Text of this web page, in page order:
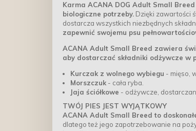
Karma ACANA DOG Adult Small
biologiczne potrzeby. Dzięki zawartości
dostarcza wszystkich niezbędnych
zapewnić swojemu psu
ACANA Adult Small Breed zawiera
aby dostarczać składniki odżywcze w
Kurczak z wolnego wybiegu - mięso,
Morszczuk - cała ryba.
Jaja ściółkowe - odżywcze,
TWÓJ PIES JEST WYJĄTKOWY
ACANA Adult Small Breed to
dlatego też jego zapotrzebowanie na